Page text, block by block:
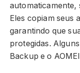
automaticamente,
Eles copiam seus
garantindo que
protegidas.
Backup e o